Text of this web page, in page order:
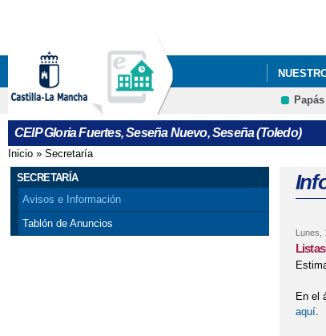
Papás
CEIP Gloria Fuertes, Seseña Nuevo, Seseña (Toledo)
Se encuentra usted aquí
Inicio » Secretaría
SECRETARÍA
Avisos e Información
Tablón de Anuncios
Lunes,
En el
aquí.